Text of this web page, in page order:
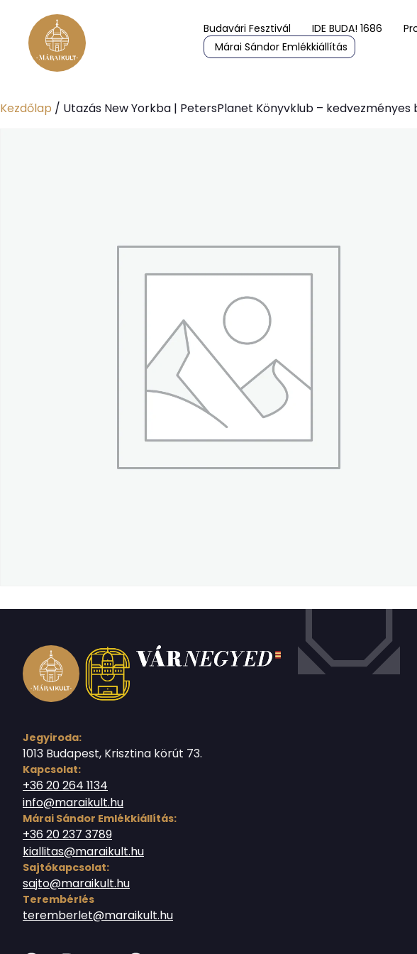
Budavári Fesztivál IDE BUDA! 1686
Márai Sándor Emlékkiállítás
Kezdőlap / Utazás New Yorkba | PetersPlanet Könyvklub – kedvezményes
Jegyiroda:
1013 Budapest, Krisztina körút 73.
Kapcsolat:
+36 20 264 1134
info@maraikult.hu
Márai Sándor Emlékkiállítás:
+36 20 237 3789
kiallitas@maraikult.hu
Sajtókapcsolat:
sajto@maraikult.hu
Terembérlés
teremberlet@maraikult.hu